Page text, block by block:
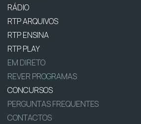
RÁDIO
RTP ARQUIVOS
RTP ENSINA
RTP PLAY
EM DIRETO
REVER PROGRAMAS
CONCURSOS
PERGUNTAS FREQUENTES
CONTACTOS